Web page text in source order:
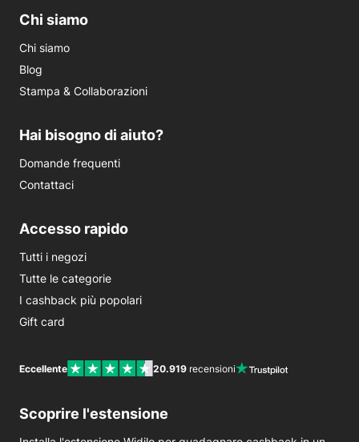
Chi siamo
Chi siamo
Blog
Stampa & Collaborazioni
Hai bisogno di aiuto?
Domande frequenti
Contattaci
Accesso rapido
Tutti i negozi
Tutte le categorie
I cashback più popolari
Gift card
Eccellente 20.919 recensioni
Scoprire l'estensione